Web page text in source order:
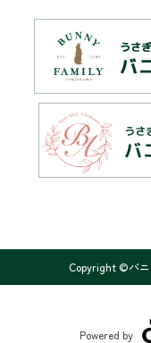
Copyright ©バニ
Powered by